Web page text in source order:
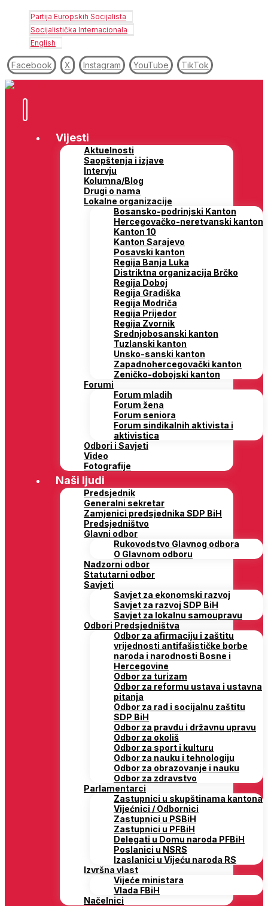
Partija Europskih Socijalista
Socijalistička Internacionala
English
Facebook X Instagram YouTube TikTok
Vijesti
Aktuelnosti
Saopštenja i izjave
Intervju
Kolumna/Blog
Drugi o nama
Lokalne organizacije
Bosansko-podrinjski Kanton
Hercegovačko-neretvanski kanton
Kanton 10
Kanton Sarajevo
Posavski kanton
Regija Banja Luka
Distriktna organizacija Brčko
Regija Doboj
Regija Gradiška
Regija Modriča
Regija Prijedor
Regija Zvornik
Srednjobosanski kanton
Tuzlanski kanton
Unsko-sanski kanton
Zapadnohercegovački kanton
Zeničko-dobojski kanton
Forumi
Forum mladih
Forum žena
Forum seniora
Forum sindikalnih aktivista i
aktivistica
Odbori i Savjeti
Video
Fotografije
Naši ljudi
Predsjednik
Generalni sekretar
Zamjenici predsjednika SDP BiH
Predsjedništvo
Glavni odbor
Rukovodstvo Glavnog odbora
O Glavnom odboru
Nadzorni odbor
Statutarni odbor
Savjeti
Savjet za ekonomski razvoj
Savjet za razvoj SDP BiH
Savjet za lokalnu samoupravu
Odbori Predsjedništva
Odbor za afirmaciju i zaštitu
vrijednosti antifašističke borbe
naroda i narodnosti Bosne i
Hercegovine
Odbor za turizam
Odbor za reformu ustava i ustavna
pitanja
Odbor za rad i socijalnu zaštitu
SDP BiH
Odbor za pravdu i državnu upravu
Odbor za okoliš
Odbor za sport i kulturu
Odbor za nauku i tehnologiju
Odbor za obrazovanje i nauku
Odbor za zdravstvo
Parlamentarci
Zastupnici u skupštinama kantona
Vijećnici / Odbornici
Zastupnici u PSBiH
Zastupnici u PFBiH
Delegati u Domu naroda PFBiH
Poslanici u NSRS
Izaslanici u Vijeću naroda RS
Izvršna vlast
Vijeće ministara
Vlada FBiH
Načelnici